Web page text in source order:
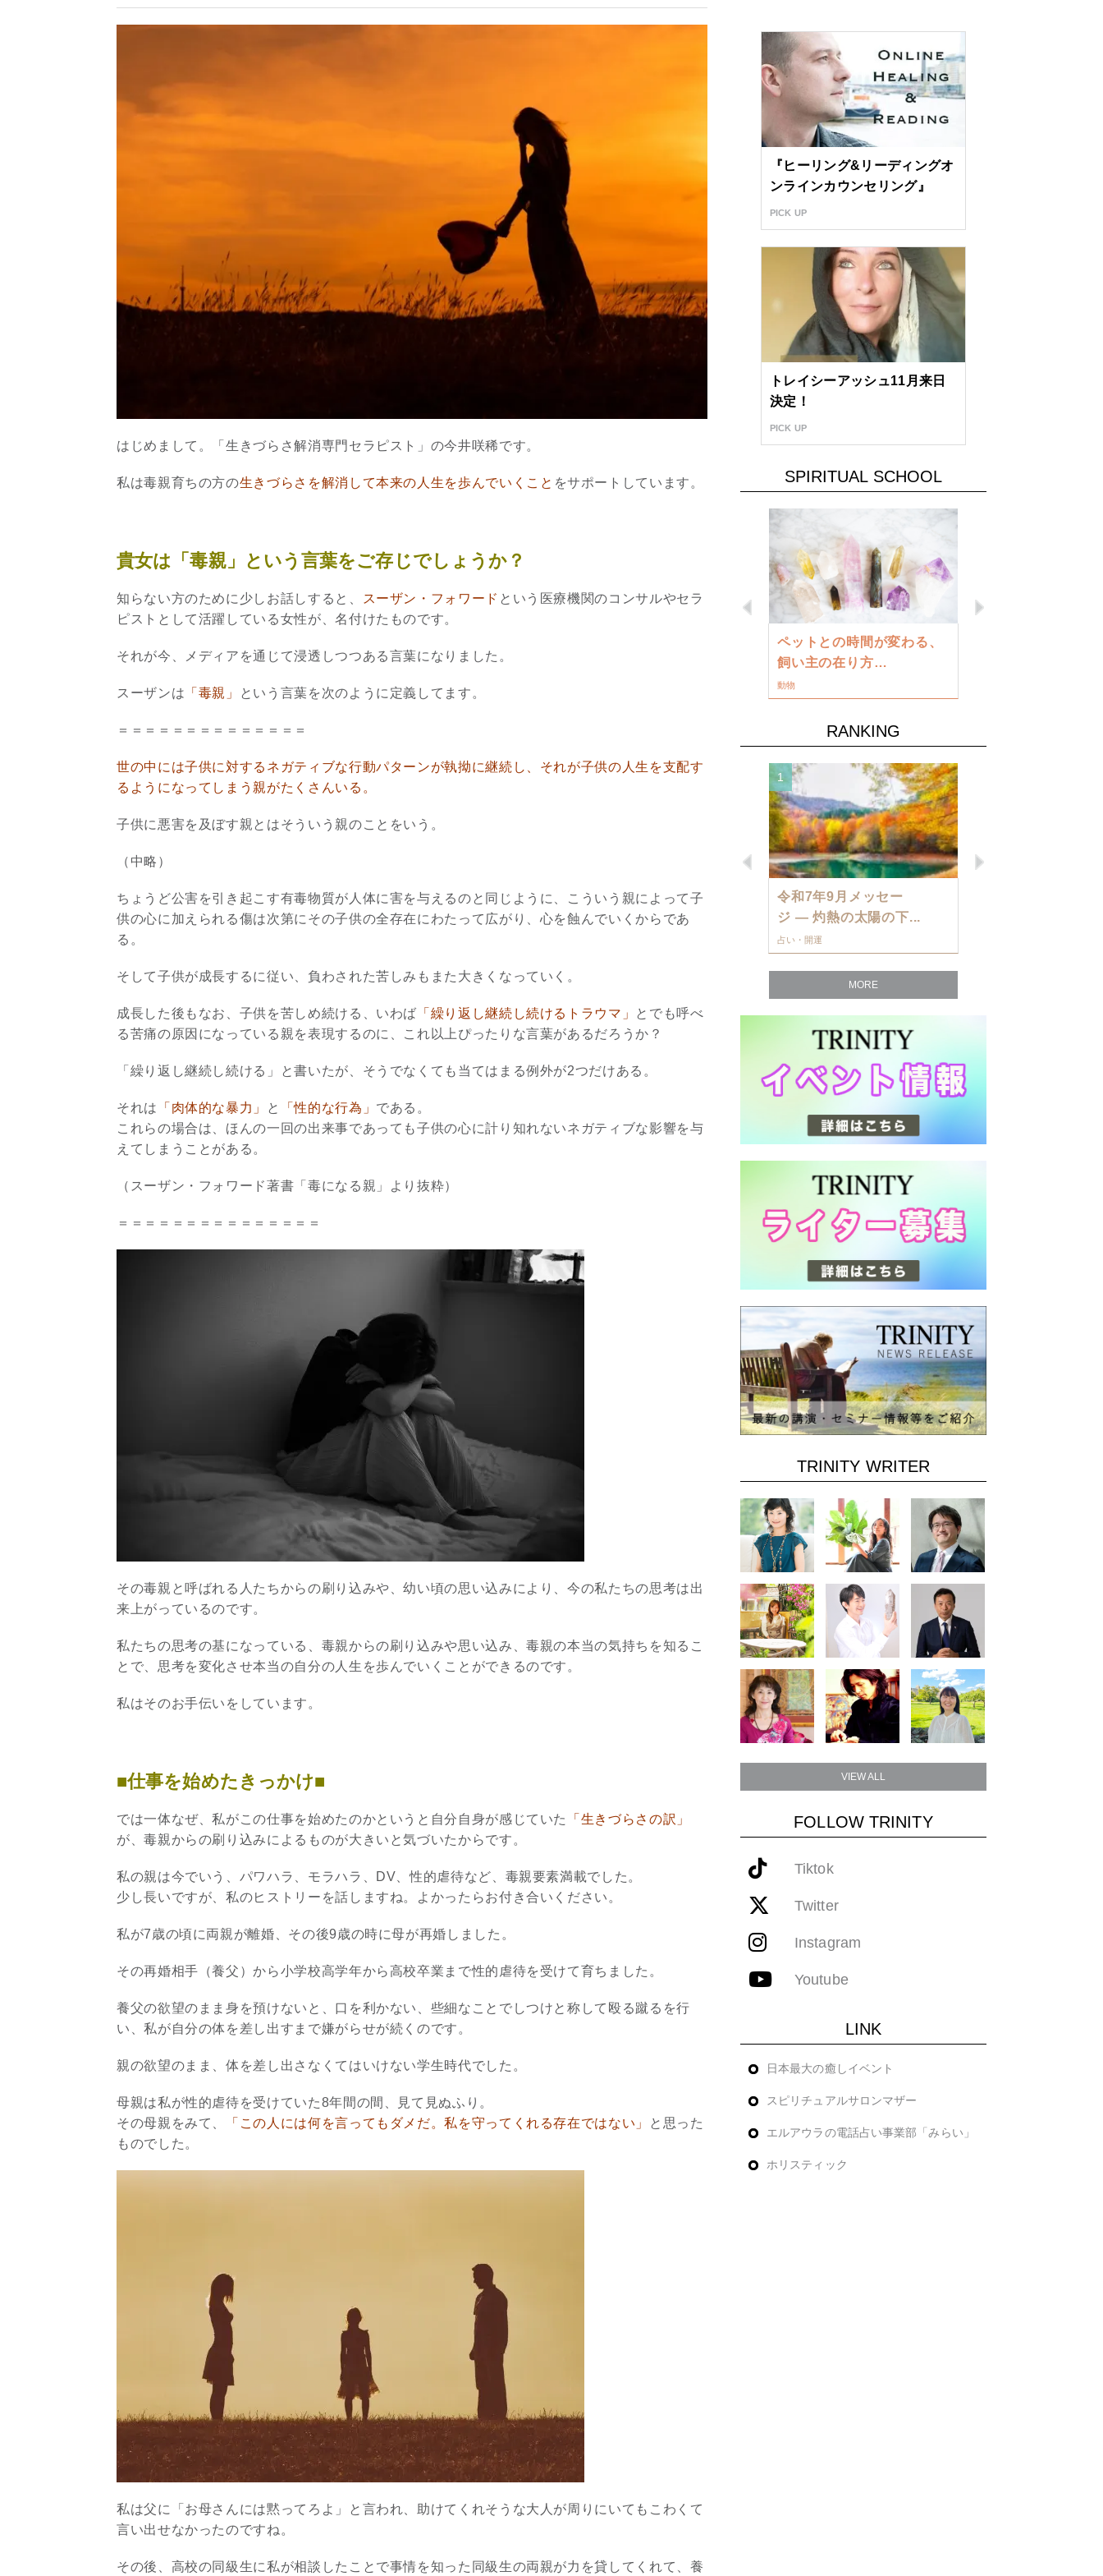
はじめまして。「生きづらさ解消専門セラピスト」の今井咲稀です。
私は毒親育ちの方の生きづらさを解消して本来の人生を歩んでいくこと をサポートしています。
貴女は「毒親」という言葉をご存じでしょうか？
知らない方のために少しお話しすると、 スーザン・フォワード という医療機関のコンサルやセラ
ピストとして活躍している女性が、名付けたものです。
それが今、メディアを通じて浸透しつつある言葉になりました。
スーザンは 「毒親」 という言葉を次のように定義してます。
＝＝＝＝＝＝＝＝＝＝＝＝＝＝
世の中には子供に対するネガティブな行動パターンが執拗に継続し、それが子供の人生を支配す
るようになってしまう親がたくさんいる。
子供に悪害を及ぼす親とはそういう親のことをいう。
（中略）
ちょうど公害を引き起こす有毒物質が人体に害を与えるのと同じように、こういう親によって子
供の心に加えられる傷は次第にその子供の全存在にわたって広がり、心を蝕んでいくからであ
る。
そして子供が成長するに従い、負わされた苦しみもまた大きくなっていく。
成長した後もなお、子供を苦しめ続ける、いわば 「繰り返し継続し続けるトラウマ」 とでも呼べ
る苦痛の原因になっている親を表現するのに、これ以上ぴったりな言葉があるだろうか？
「繰り返し継続し続ける」と書いたが、そうでなくても当てはまる例外が2つだけある。
それは 「肉体的な暴力」 と 「性的な行為」 である。
これらの場合は、ほんの一回の出来事であっても子供の心に計り知れないネガティブな影響を与
えてしまうことがある。
（スーザン・フォワード著書「毒になる親」より抜粋）
＝＝＝＝＝＝＝＝＝＝＝＝＝＝＝
その毒親と呼ばれる人たちからの刷り込みや、幼い頃の思い込みにより、今の私たちの思考は出
来上がっているのです。
私たちの思考の基になっている、毒親からの刷り込みや思い込み、毒親の本当の気持ちを知るこ
とで、思考を変化させ本当の自分の人生を歩んでいくことができるのです。
私はそのお手伝いをしています。
■仕事を始めたきっかけ■
では一体なぜ、私がこの仕事を始めたのかというと自分自身が感じていた
「生きづらさの訳」
が、毒親からの刷り込みによるものが大きいと気づいたからです。
私の親は今でいう、パワハラ、モラハラ、DV、性的虐待など、毒親要素満載でした。
少し長いですが、私のヒストリーを話しますね。よかったらお付き合いください。
私が7歳の頃に両親が離婚、その後9歳の時に母が再婚しました。
その再婚相手（養父）から小学校高学年から高校卒業まで性的虐待を受けて育ちました。
養父の欲望のまま身を預けないと、口を利かない、些細なことでしつけと称して殴る蹴るを行
い、私が自分の体を差し出すまで嫌がらせが続くのです。
親の欲望のまま、体を差し出さなくてはいけない学生時代でした。
母親は私が性的虐待を受けていた8年間の間、見て見ぬふり。
その母親をみて、
「この人には何を言ってもダメだ。私を守ってくれる存在ではない」
と思った
ものでした。
私は父に「お母さんには黙ってろよ」と言われ、助けてくれそうな大人が周りにいてもこわくて
言い出せなかったのですね。
その後、高校の同級生に私が相談したことで事情を知った同級生の両親が力を貸してくれて、養
『ヒーリング&リーディングオ
ンラインカウンセリング』
PICK UP
トレイシーアッシュ11月来日
決定！
PICK UP
SPIRITUAL SCHOOL
Previous
ペットとの時間が変わる、
飼い主の在り方…
動物
RANKING
Previous
究極的な覚醒に向かって
【The Secret of...
1
令和7年9月メッセー
ジ — 灼熱の太陽の下...
占い・開運
MORE
TRINITY WRITER
VIEW ALL
FOLLOW TRINITY
Tiktok
Twitter
Instagram
Youtube
LINK
日本最大の癒しイベント
スピリチュアルサロンマザー
エルアウラの電話占い事業部「みらい」
ホリスティック